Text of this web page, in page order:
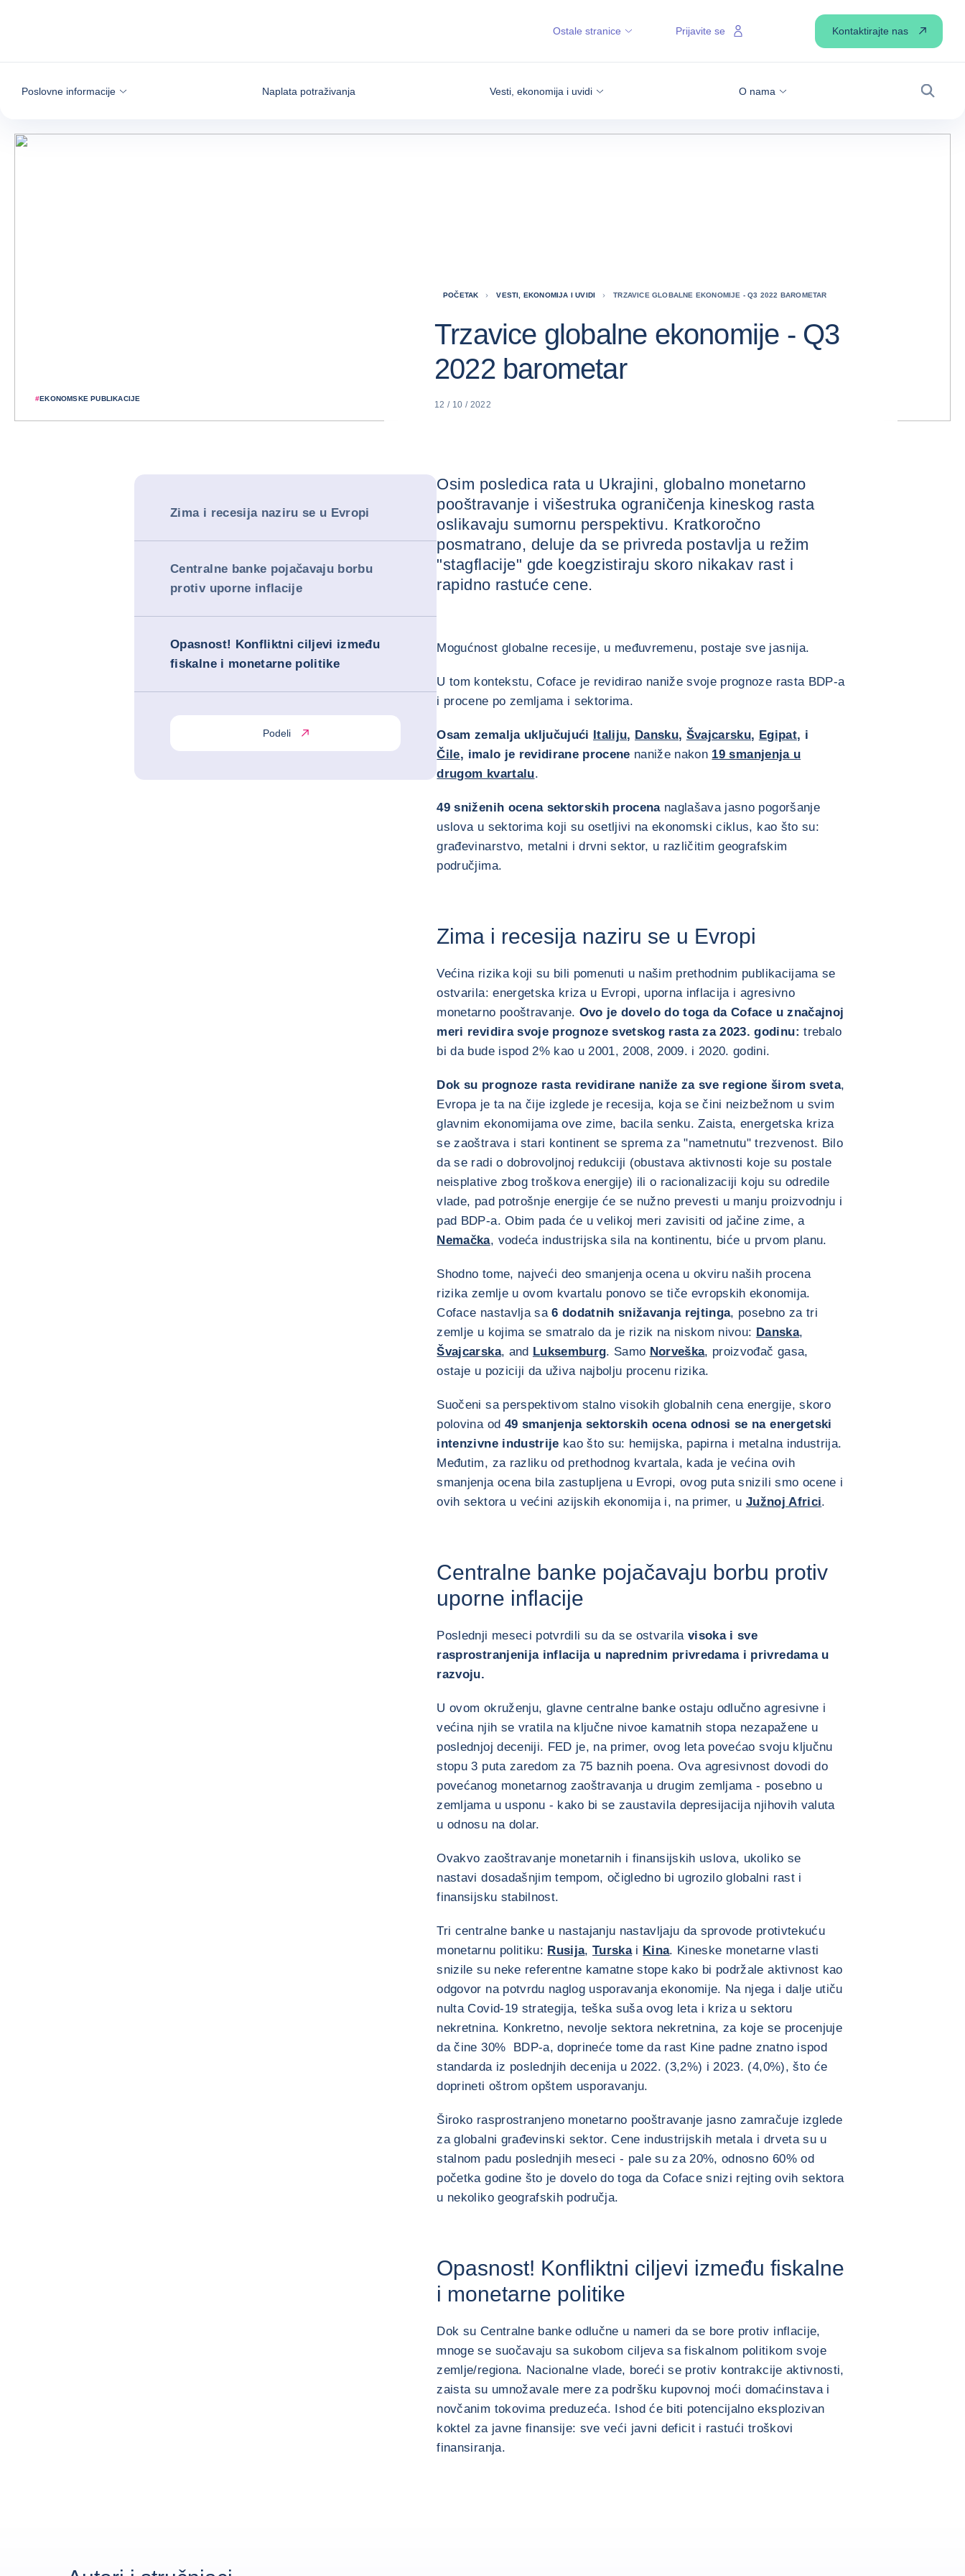
Poslovne informacije Naplata potraživanja Vesti, ekonomija i uvidi O nama
Ostale stranice Prijavite se Kontaktirajte nas
#EKONOMSKE PUBLIKACIJE
POČETAK VESTI, EKONOMIJA I UVIDI TRZAVICE GLOBALNE EKONOMIJE - Q3 2022 BAROMETAR
Trzavice globalne ekonomije - Q3
2022 barometar
12 / 10 / 2022
Zima i recesija naziru se u Evropi
Centralne banke pojačavaju borbu
protiv uporne inflacije
Opasnost! Konfliktni ciljevi između
fiskalne i monetarne politike
Podeli
Osim posledica rata u Ukrajini, globalno monetarno
pooštravanje i višestruka ograničenja kineskog rasta
oslikavaju sumornu perspektivu. Kratkoročno
posmatrano, deluje da se privreda postavlja u režim
"stagflacije" gde koegzistiraju skoro nikakav rast i
rapidno rastuće cene.
Mogućnost globalne recesije, u međuvremenu, postaje sve jasnija.
U tom kontekstu, Coface je revidirao naniže svoje prognoze rasta BDP-a
i procene po zemljama i sektorima.
Osam zemalja uključujući Italiju, Dansku, Švajcarsku, Egipat, i
Čile, imalo je revidirane procene naniže nakon 19 smanjenja u
drugom kvartalu.
49 sniženih ocena sektorskih procenanaglašava jasno pogoršanje
uslova u sektorima koji su osetljivi na ekonomski ciklus, kao što su:
građevinarstvo, metalni i drvni sektor, u različitim geografskim
područjima.
Zima i recesija naziru se u Evropi
Većina rizika koji su bili pomenuti u našim prethodnim publikacijama se
ostvarila: energetska kriza u Evropi, uporna inflacija i agresivno
monetarno pooštravanje. Ovo je dovelo do toga da Coface u značajnoj
meri revidira svoje prognoze svetskog rasta za 2023. godinu: trebalo
bi da bude ispod 2% kao u 2001, 2008, 2009. i 2020. godini.
Dok su prognoze rasta revidirane naniže za sve regione širom sveta,
Evropa je ta na čije izglede je recesija, koja se čini neizbežnom u svim
glavnim ekonomijama ove zime, bacila senku. Zaista, energetska kriza
se zaoštrava i stari kontinent se sprema za "nametnutu" trezvenost. Bilo
da se radi o dobrovoljnoj redukciji (obustava aktivnosti koje su postale
neisplative zbog troškova energije) ili o racionalizaciji koju su odredile
vlade, pad potrošnje energije će se nužno prevesti u manju proizvodnju i
pad BDP-a. Obim pada će u velikoj meri zavisiti od jačine zime, a
Nemačka, vodeća industrijska sila na kontinentu, biće u prvom planu.
Shodno tome, najveći deo smanjenja ocena u okviru naših procena
rizika zemlje u ovom kvartalu ponovo se tiče evropskih ekonomija.
Coface nastavlja sa6 dodatnih snižavanja rejtinga, posebno za tri
zemlje u kojima se smatralo da je rizik na niskom nivou: Danska,
Švajcarska, and Luksemburg. Samo Norveška, proizvođač gasa,
ostaje u poziciji da uživa najbolju procenu rizika.
Suočeni sa perspektivom stalno visokih globalnih cena energije, skoro
polovina od 49 smanjenja sektorskih ocena odnosi se na energetski
intenzivne industrije kao što su: hemijska, papirna i metalna industrija.
Međutim, za razliku od prethodnog kvartala, kada je većina ovih
smanjenja ocena bila zastupljena u Evropi, ovog puta snizili smo ocene i
ovih sektora u većini azijskih ekonomija i, na primer, u Južnoj Africi.
Centralne banke pojačavaju borbu protiv
uporne inflacije
Poslednji meseci potvrdili su da se ostvarilavisoka i sve
rasprostranjenija inflacija u naprednim privredama i privredama u
razvoju.
U ovom okruženju, glavne centralne banke ostaju odlučno agresivne i
većina njih se vratila na ključne nivoe kamatnih stopa nezapažene u
poslednjoj deceniji. FED je, na primer, ovog leta povećao svoju ključnu
stopu 3 puta zaredom za 75 baznih poena. Ova agresivnost dovodi do
povećanog monetarnog zaoštravanja u drugim zemljama - posebno u
zemljama u usponu - kako bi se zaustavila depresijacija njihovih valuta
u odnosu na dolar.
Ovakvo zaoštravanje monetarnih i finansijskih uslova, ukoliko se
nastavi dosadašnjim tempom, očigledno bi ugrozilo globalni rast i
finansijsku stabilnost.
Tri centralne banke u nastajanju nastavljaju da sprovode protivtekuću
monetarnu politiku: Rusija, Turskai Kina. Kineske monetarne vlasti
snizile su neke referentne kamatne stope kako bi podržale aktivnost kao
odgovor na potvrdu naglog usporavanja ekonomije. Na njega i dalje utiču
nulta Covid-19 strategija, teška suša ovog leta i kriza u sektoru
nekretnina. Konkretno, nevolje sektora nekretnina, za koje se procenjuje
da čine 30% BDP-a, doprineće tome da rast Kine padne znatno ispod
standarda iz poslednjih decenija u 2022. (3,2%) i 2023. (4,0%), što će
doprineti oštrom opštem usporavanju.
Široko rasprostranjeno monetarno pooštravanje jasno zamračuje izglede
za globalni građevinski sektor. Cene industrijskih metala i drveta su u
stalnom padu poslednjih meseci - pale su za 20%, odnosno 60% od
početka godine što je dovelo do toga da Coface snizi rejting ovih sektora
u nekoliko geografskih područja.
Opasnost! Konfliktni ciljevi između fiskalne
i monetarne politike
Dok su Centralne banke odlučne u nameri da se bore protiv inflacije,
mnoge se suočavaju sa sukobom ciljeva sa fiskalnom politikom svoje
zemlje/regiona. Nacionalne vlade, boreći se protiv kontrakcije aktivnosti,
zaista su umnožavale mere za podršku kupovnoj moći domaćinstava i
novčanim tokovima preduzeća. Ishod će biti potencijalno eksplozivan
koktel za javne finansije: sve veći javni deficit i rastući troškovi
finansiranja.